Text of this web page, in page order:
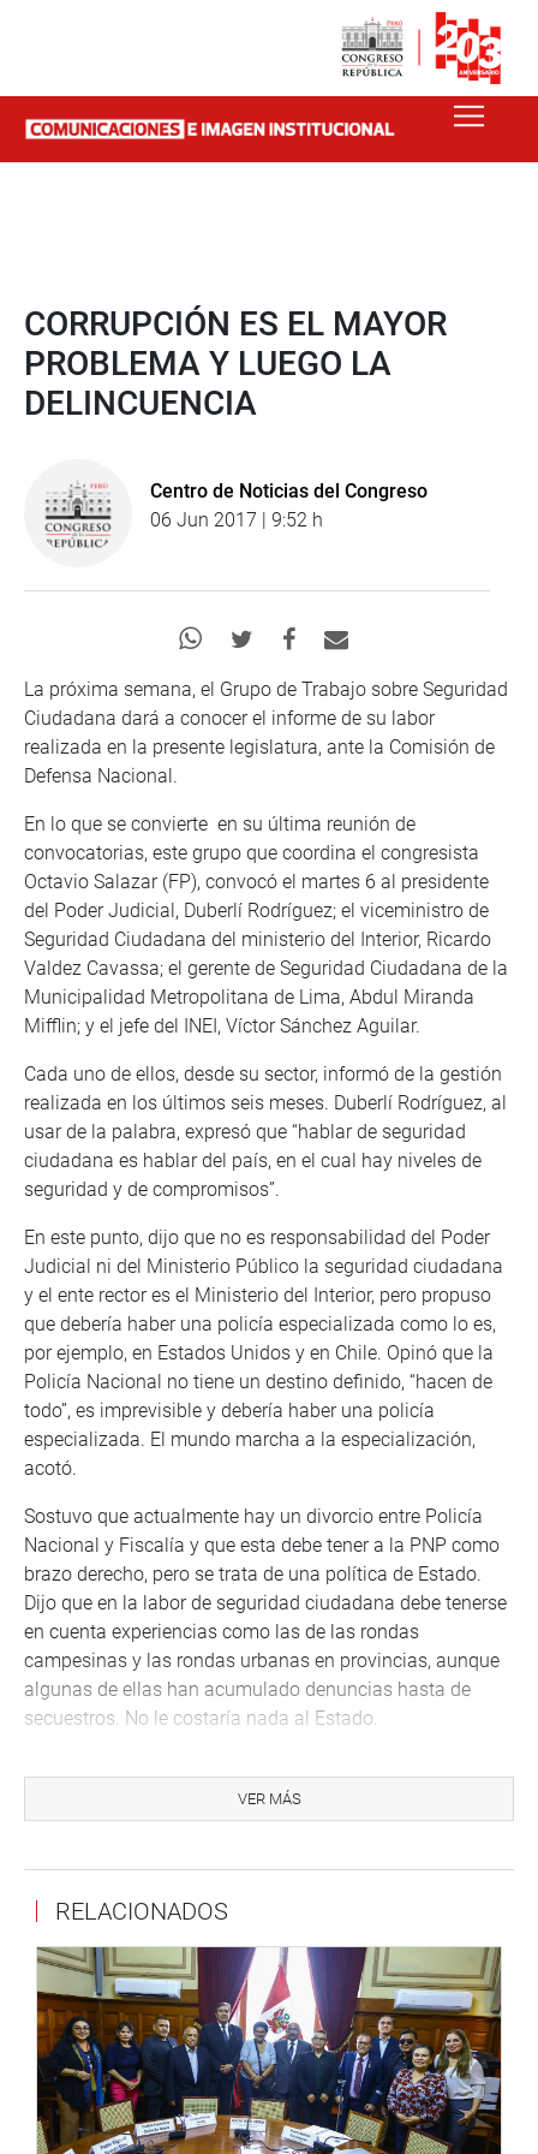
CORRUPCIÓN ES EL MAYOR
PROBLEMA Y LUEGO LA
DELINCUENCIA
Centro de Noticias del Congreso
06 Jun 2017 | 9:52 h
La próxima semana, el Grupo de Trabajo sobre Seguridad
Ciudadana dará a conocer el informe de su labor
realizada en la presente legislatura, ante la Comisión de
Defensa Nacional.
En lo que se convierte en su última reunión de
convocatorias, este grupo que coordina el congresista
Octavio Salazar (FP), convocó el martes 6 al presidente
del Poder Judicial, Duberlí Rodríguez; el viceministro de
Seguridad Ciudadana del ministerio del Interior, Ricardo
Valdez Cavassa; el gerente de Seguridad Ciudadana de la
Municipalidad Metropolitana de Lima, Abdul Miranda
Mifflin; y el jefe del INEI, Víctor Sánchez Aguilar.
Cada uno de ellos, desde su sector, informó de la gestión
realizada en los últimos seis meses. Duberlí Rodríguez, al
usar de la palabra, expresó que “hablar de seguridad
ciudadana es hablar del país, en el cual hay niveles de
seguridad y de compromisos”.
En este punto, dijo que no es responsabilidad del Poder
Judicial ni del Ministerio Público la seguridad ciudadana
y el ente rector es el Ministerio del Interior, pero propuso
que debería haber una policía especializada como lo es,
por ejemplo, en Estados Unidos y en Chile. Opinó que la
Policía Nacional no tiene un destino definido, “hacen de
todo”, es imprevisible y debería haber una policía
especializada. El mundo marcha a la especialización,
acotó.
Sostuvo que actualmente hay un divorcio entre Policía
Nacional y Fiscalía y que esta debe tener a la PNP como
brazo derecho, pero se trata de una política de Estado.
Dijo que en la labor de seguridad ciudadana debe tenerse
en cuenta experiencias como las de las rondas
campesinas y las rondas urbanas en provincias, aunque
algunas de ellas han acumulado denuncias hasta de
secuestros. No le costaría nada al Estado.
ingresos pueden ser un factor de corrupción. Asimismo, la
importancia de rehabilitar a los jóvenes delincuentes con
Otro de los puntos en los que incidió en su exposición fue
en la necesidad de reducir el proceso judicial porque no
hacerlo favorece la prescripción de los delitos, como el
hurto. Dio a conocer que la implementación del nuevo
Código Procesal Penal se inició en el 2006 en Huaura y
que su implementación en Lima será en el 2018 y que
hacerlo efectivo plenamente costará 1,500 millones de
soles.
VER MÁS
RELACIONADOS